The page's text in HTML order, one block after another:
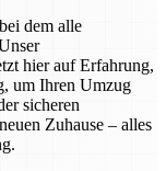
dem alle
hier auf Erfahrung,
um Ihren Umzug
sicheren
Zuhause – alles